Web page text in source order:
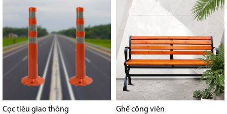
Cọc tiêu giao thông Ghế công viên